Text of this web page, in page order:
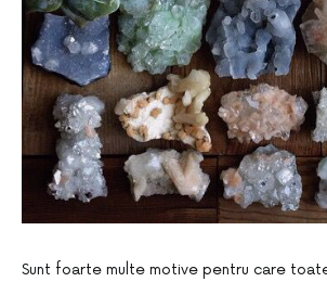
Sunt foarte multe motive pentru care